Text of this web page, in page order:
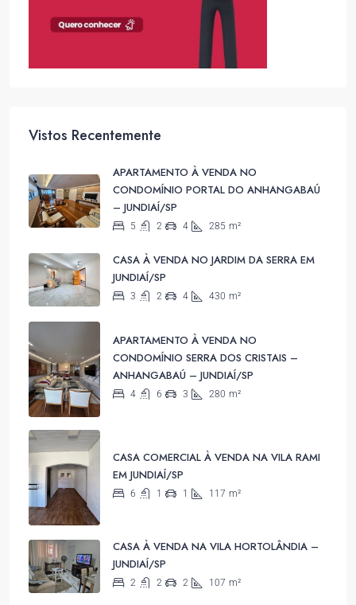
Vistos Recentemente
APARTAMENTO À VENDA NO
CONDOMÍNIO PORTAL DO ANHANGABAÚ
– JUNDIAÍ/SP
5 2 4 285 m²
CASA À VENDA NO JARDIM DA SERRA EM
JUNDIAÍ/SP
3 2 4 430 m²
APARTAMENTO À VENDA NO
CONDOMÍNIO SERRA DOS CRISTAIS –
ANHANGABAÚ – JUNDIAÍ/SP
4 6 3 280 m²
CASA COMERCIAL À VENDA NA VILA RAMI
EM JUNDIAÍ/SP
6 1 1 117 m²
CASA À VENDA NA VILA HORTOLÂNDIA –
JUNDIAÍ/SP
2 2 2 107 m²